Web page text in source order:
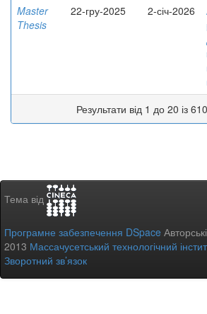
Master
Thesis
22-гру-2025 2-січ-2026
Результати від 1 до 20 із 610
Тема від
Програмне забезпечення DSpace
2013 Массачусетський технологічний
Зворотний зв’язок